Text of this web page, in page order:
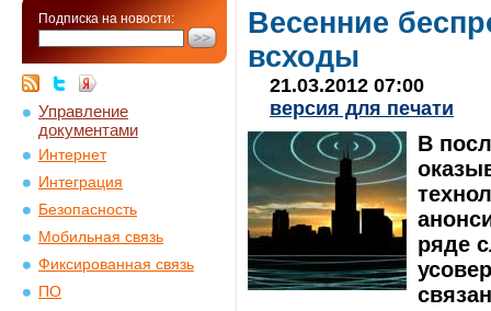
Подписка на новости:
Управление
документами
Интернет
Интеграция
Безопасность
Мобильная связь
Фиксированная связь
ПО
Весенние
всходы
21.03.2012 07:00
версия для печати
В
ряде